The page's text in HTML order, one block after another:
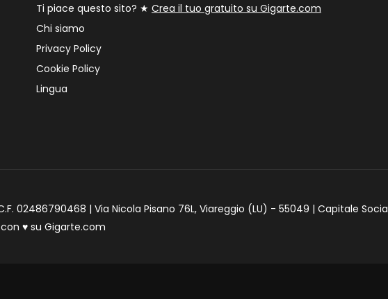
Ti piace questo sito? ★ Crea il tuo gratuito su Gigarte.com
Chi siamo
Privacy Policy
Cookie Policy
Lingua
02486790468 | Via Nicola Pisano 76L, Viareggio (LU) - 55049 | Capitale
♥ su Gigarte.com